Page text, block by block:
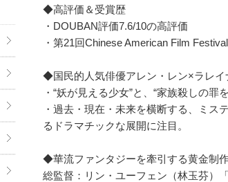
◆高評価＆受賞歴
・DOUBAN評価7.6/10の高評価
・第21回Chinese American Film
◆国民的人気俳優アレン・レン×ラレイ
・“妖が見える少女”と、“家族殺しの罪
・過去・現在・未来を横断する、ミス
るドラマチックな展開に注目。
◆華流ファンタジーを牽引する黄金制
総監督：リン・ユーフェン（林玉芬）